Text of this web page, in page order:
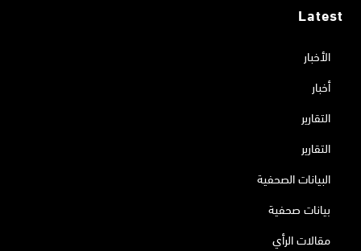
Latest
الأخبار
أخبار
التقارير
التقارير
البيانات الصحفية
بيانات صحفية
مقالات الرأي